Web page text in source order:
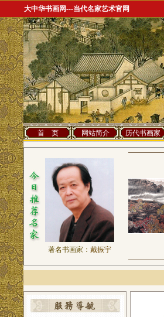
大中华书画网---当代名家艺术官网
首 页 网站简介 历代书画家
著名书画家： 戴振宇